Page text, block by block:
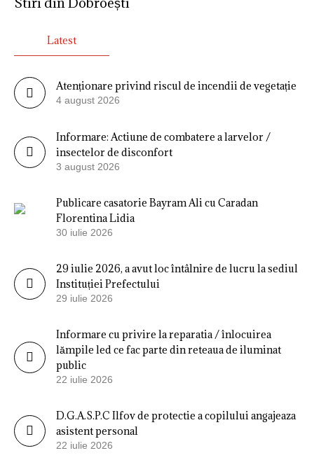
Latest
Atenționare privind riscul de incendii de vegetație
4 august 2026
Informare: Actiune de combatere a larvelor /
insectelor de disconfort
3 august 2026
Publicare casatorie Bayram Ali cu Caradan
Florentina Lidia
30 iulie 2026
29 iulie 2026, a avut loc întâlnire de lucru la sediul
Instituției Prefectului
29 iulie 2026
Informare cu privire la reparatia / înlocuirea
lămpile led ce fac parte din reteaua de iluminat
public
22 iulie 2026
D.G.A.S.P.C Ilfov de protectie a copilului angajeaza
asistent personal
22 iulie 2026